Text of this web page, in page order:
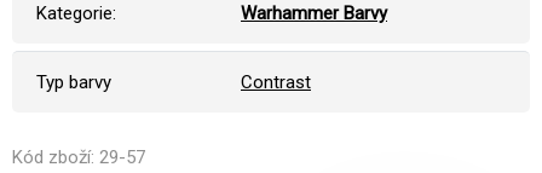
Kategorie: Warhammer Barvy
Typ barvy Contrast
Kód zboží: 29-57